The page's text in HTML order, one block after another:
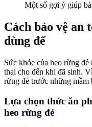
Một số gợi ý giúp
Cách bảo vệ an
dùng để
Sức khỏe của heo rừng
thai cho đến khi đã sinh.
rừng đẻ trước những mầm
Lựa chọn thức ăn
heo rừng đẻ